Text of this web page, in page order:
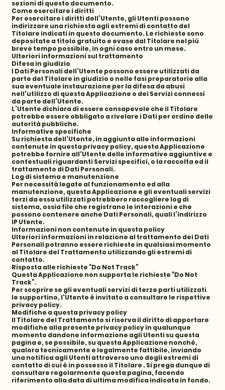
sezioni di questo documento.
Come esercitare i diritti
Per esercitare i diritti dell’Utente, gli Utenti possono
indirizzare una richiesta agli estremi di contatto del
Titolare indicati in questo documento. Le richieste sono
depositate a titolo gratuito e evase dal Titolare nel più
breve tempo possibile, in ogni caso entro un mese.
Ulteriori informazioni sul trattamento
Difesa in giudizio
I Dati Personali dell’Utente possono essere utilizzati da
parte del Titolare in giudizio o nelle fasi preparatorie alla
sua eventuale instaurazione per la difesa da abusi
nell'utilizzo di questa Applicazione o dei Servizi connessi
da parte dell’Utente.
L’Utente dichiara di essere consapevole che il Titolare
potrebbe essere obbligato a rivelare i Dati per ordine delle
autorità pubbliche.
Informative specifiche
Su richiesta dell’Utente, in aggiunta alle informazioni
contenute in questa privacy policy, questa Applicazione
potrebbe fornire all'Utente delle informative aggiuntive e
contestuali riguardanti Servizi specifici, o la raccolta ed il
trattamento di Dati Personali.
Log di sistema e manutenzione
Per necessità legate al funzionamento ed alla
manutenzione, questa Applicazione e gli eventuali servizi
terzi da essa utilizzati potrebbero raccogliere log di
sistema, ossia file che registrano le interazioni e che
possono contenere anche Dati Personali, quali l’indirizzo
IP Utente.
Informazioni non contenute in questa policy
Ulteriori informazioni in relazione al trattamento dei Dati
Personali potranno essere richieste in qualsiasi momento
al Titolare del Trattamento utilizzando gli estremi di
contatto.
Risposta alle richieste “Do Not Track”
Questa Applicazione non supporta le richieste “Do Not
Track”.
Per scoprire se gli eventuali servizi di terze parti utilizzati
le supportino, l'Utente è invitato a consultare le rispettive
privacy policy.
Modifiche a questa privacy policy
Il Titolare del Trattamento si riserva il diritto di apportare
modifiche alla presente privacy policy in qualunque
momento dandone informazione agli Utenti su questa
pagina e, se possibile, su questa Applicazione nonché,
qualora tecnicamente e legalmente fattibile, inviando
una notifica agli Utenti attraverso uno degli estremi di
contatto di cui è in possesso il Titolare . Si prega dunque di
consultare regolarmente questa pagina, facendo
riferimento alla data di ultima modifica indicata in fondo.